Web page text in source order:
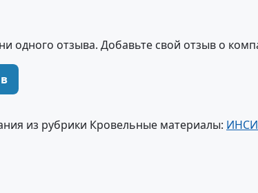
одного отзыва. Добавьте свой отзыв о
из рубрики Кровельные материалы: